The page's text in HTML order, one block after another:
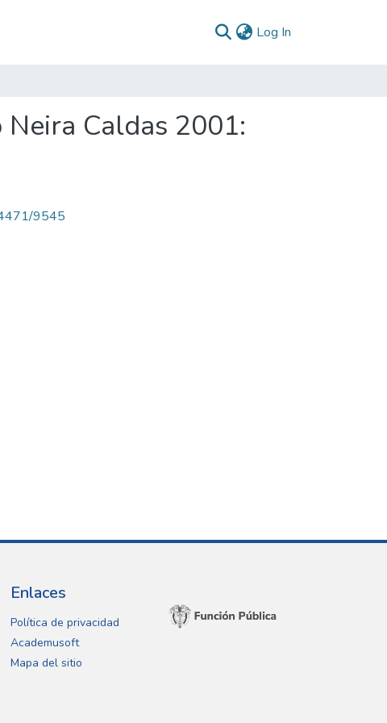
Log In
Caldas 2001:
9545
Enlaces
Política de privacidad
Academusoft
Mapa del sitio